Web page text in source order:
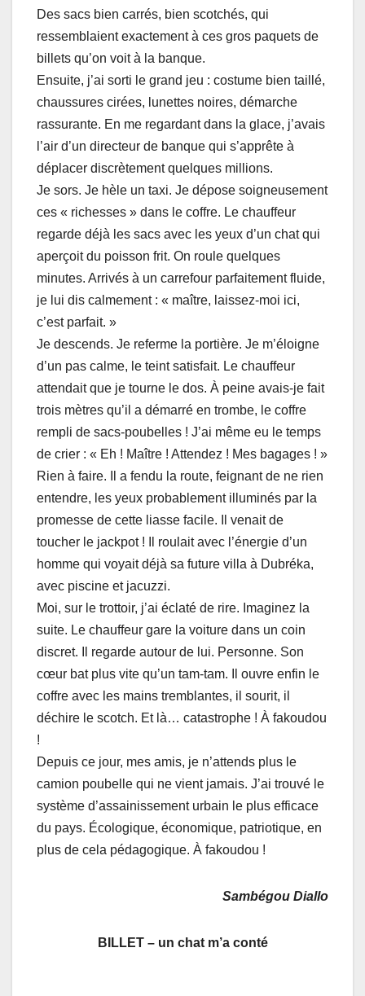
Des sacs bien carrés, bien scotchés, qui
ressemblaient exactement à ces gros paquets de
billets qu’on voit à la banque.
Ensuite, j’ai sorti le grand jeu : costume bien taillé,
chaussures cirées, lunettes noires, démarche
rassurante. En me regardant dans la glace, j’avais
l’air d’un directeur de banque qui s’apprête à
déplacer discrètement quelques millions.
Je sors. Je hèle un taxi. Je dépose soigneusement
ces « richesses » dans le coffre. Le chauffeur
regarde déjà les sacs avec les yeux d’un chat qui
aperçoit du poisson frit. On roule quelques
minutes. Arrivés à un carrefour parfaitement fluide,
je lui dis calmement : « maître, laissez-moi ici,
c’est parfait. »
Je descends. Je referme la portière. Je m’éloigne
d’un pas calme, le teint satisfait. Le chauffeur
attendait que je tourne le dos. À peine avais-je fait
trois mètres qu’il a démarré en trombe, le coffre
rempli de sacs-poubelles ! J’ai même eu le temps
de crier : « Eh ! Maître ! Attendez ! Mes bagages ! »
Rien à faire. Il a fendu la route, feignant de ne rien
entendre, les yeux probablement illuminés par la
promesse de cette liasse facile. Il venait de
toucher le jackpot ! Il roulait avec l’énergie d’un
homme qui voyait déjà sa future villa à Dubréka,
avec piscine et jacuzzi.
Moi, sur le trottoir, j’ai éclaté de rire. Imaginez la
suite. Le chauffeur gare la voiture dans un coin
discret. Il regarde autour de lui. Personne. Son
cœur bat plus vite qu’un tam-tam. Il ouvre enfin le
coffre avec les mains tremblantes, il sourit, il
déchire le scotch. Et là… catastrophe ! À fakoudou
!
Depuis ce jour, mes amis, je n’attends plus le
camion poubelle qui ne vient jamais. J’ai trouvé le
système d’assainissement urbain le plus efficace
du pays. Écologique, économique, patriotique, en
plus de cela pédagogique. À fakoudou !
Sambégou Diallo
BILLET – un chat m’a conté